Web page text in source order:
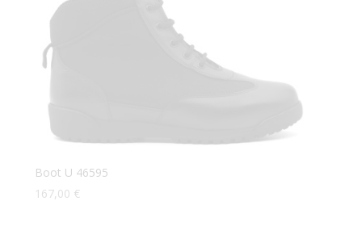
Boot U 46595
167,00 €